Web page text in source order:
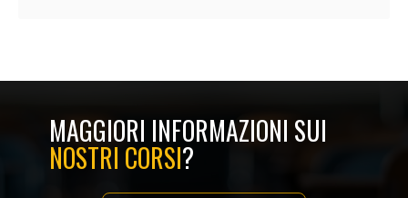
MAGGIORI INFORMAZIONI SUI
NOSTRI CORSI?